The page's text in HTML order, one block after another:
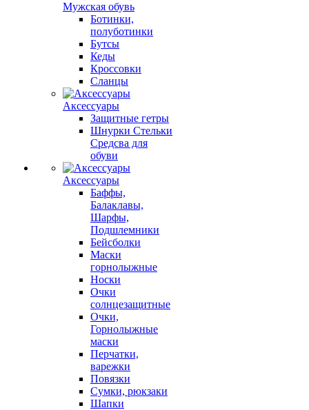
Мужская обувь
Ботинки,
полуботинки
Бутсы
Кеды
Кроссовки
Сланцы
Аксессуары
Защитные гетры
Шнурки Стельки
Средсва для
обуви
Аксессуары
Баффы,
Балаклавы,
Шарфы,
Подшлемники
Бейсболки
Маски
горнолыжные
Носки
Очки
солнцезащитные
Очки,
Горнолыжные
маски
Перчатки,
варежки
Повязки
Сумки, рюкзаки
Шапки